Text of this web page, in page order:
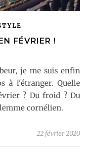
FÉVRIER !
à l'étranger. Quelle
? Du froid ? Du
cornélien.
22 février 2020